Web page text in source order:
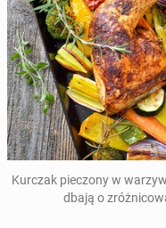
Kurczak pie­czo­ny w
dbają o